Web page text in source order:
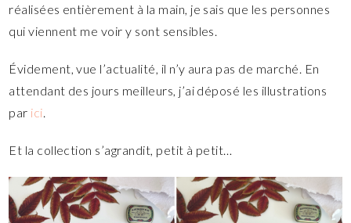
réalisées entièrement à la main, je sais que les personnes
qui viennent me voir y sont sensibles.
Évidement, vue l’actualité, il n’y aura pas de marché. En
attendant des jours meilleurs, j’ai déposé les illustrations
par ici
Et la collection s’agrandit, petit à petit…